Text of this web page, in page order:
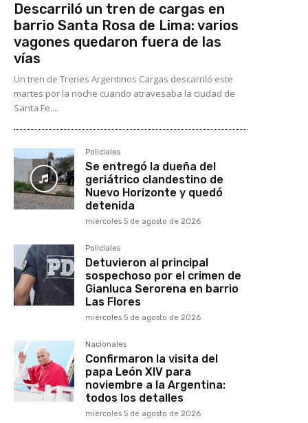
Descarriló un tren de cargas en
barrio Santa Rosa de Lima: varios
vagones quedaron fuera de las
vías
Un tren de Trenes Argentinos Cargas descarriló este
martes por la noche cuando atravesaba la ciudad de
Santa Fe....
Policiales
Se entregó la dueña del
geriátrico clandestino de
Nuevo Horizonte y quedó
detenida
miércoles 5 de agosto de 2026
Policiales
Detuvieron al principal
sospechoso por el crimen de
Gianluca Serorena en barrio
Las Flores
miércoles 5 de agosto de 2026
Nacionales
Confirmaron la visita del
papa León XIV para
noviembre a la Argentina:
todos los detalles
miércoles 5 de agosto de 2026